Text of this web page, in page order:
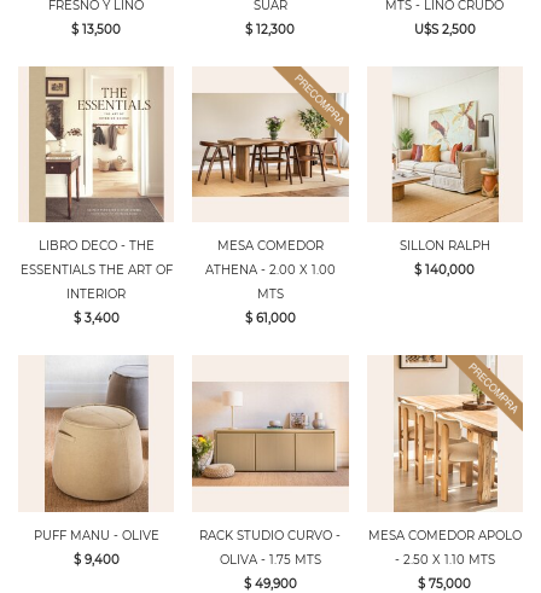
FRESNO Y LINO
$ 13,500
SUAR
$ 12,300
MTS - LINO CRUDO
U$S 2,500
LIBRO DECO - THE
ESSENTIALS THE ART OF
INTERIOR
$ 3,400
MESA COMEDOR
ATHENA - 2.00 X 1.00
MTS
$ 61,000
SILLON RALPH
$ 140,000
PUFF MANU - OLIVE
$ 9,400
RACK STUDIO CURVO -
OLIVA - 1.75 MTS
$ 49,900
MESA COMEDOR APOLO
- 2.50 X 1.10 MTS
$ 75,000